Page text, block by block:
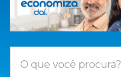
O que você procura?